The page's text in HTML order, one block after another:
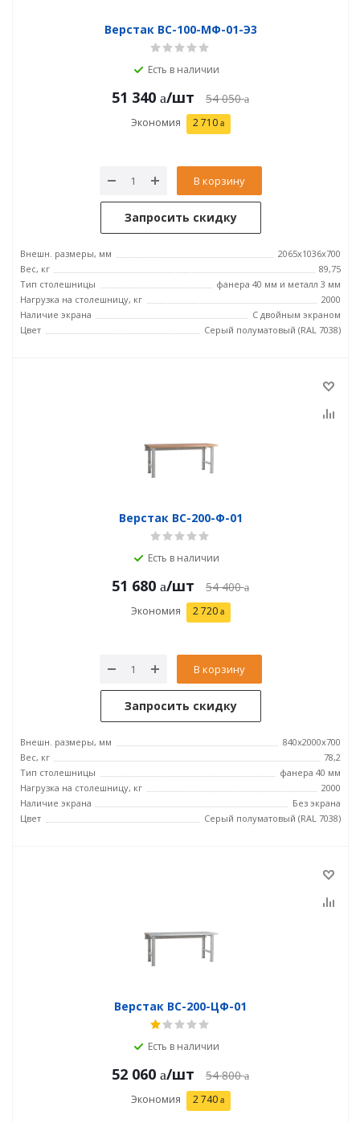
Верстак ВС-100-МФ-01-Э3
Есть в наличии
51 340 /шт 54 050
Экономия 2 710
В корзину
Запросить скидку
Внешн. размеры, мм
2065x1036x700
Вес, кг
89,75
Тип столешницы
фанера 40 мм и металл 3 мм
Нагрузка на столешницу, кг
2000
Наличие экрана
С двойным экраном
Цвет
Серый полуматовый (RAL 7038)
Верстак ВС-200-Ф-01
Есть в наличии
51 680 /шт 54 400
Экономия 2 720
В корзину
Запросить скидку
Внешн. размеры, мм
840x2000x700
Вес, кг
78,2
Тип столешницы
фанера 40 мм
Нагрузка на столешницу, кг
2000
Наличие экрана
Без экрана
Цвет
Серый полуматовый (RAL 7038)
Верстак ВС-200-ЦФ-01
Есть в наличии
52 060 /шт 54 800
Экономия 2 740